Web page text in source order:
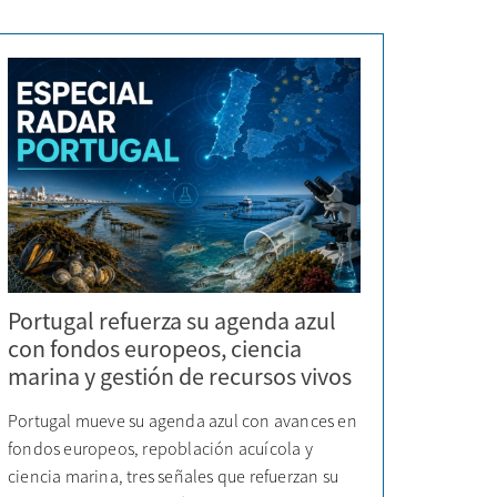
Portugal refuerza su agenda azul
con fondos europeos, ciencia
marina y gestión de recursos vivos
Portugal mueve su agenda azul con avances en
fondos europeos, repoblación acuícola y
ciencia marina, tres señales que refuerzan su